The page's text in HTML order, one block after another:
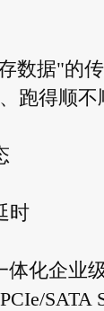
数据"的
跑得顺不
时
化企业
SATA